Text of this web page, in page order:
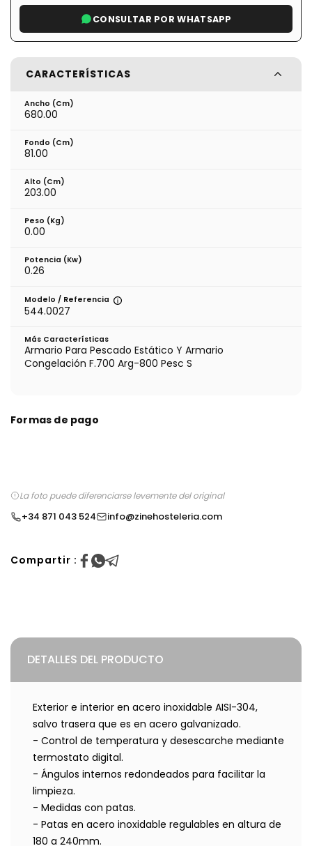
CONSULTAR POR WHATSAPP
CARACTERÍSTICAS
Ancho (cm)
680.00
Fondo (cm)
81.00
Alto (cm)
203.00
Peso (kg)
0.00
Potencia (Kw)
0.26
Modelo / Referencia
544.0027
Más Características
Armario Para Pescado Estático Y Armario
Congelación F.700 Arg-800 Pesc S
Formas de pago
La foto puede diferenciarse levemente del original
+34 871 043 524 info@zinehosteleria.com
Compartir :
DETALLES DEL PRODUCTO
Exterior e interior en acero inoxidable AISI-304,
salvo trasera que es en acero galvanizado.
- Control de temperatura y desescarche mediante
termostato digital.
- Ángulos internos redondeados para facilitar la
limpieza.
- Medidas con patas.
- Patas en acero inoxidable regulables en altura de
180 a 240mm.